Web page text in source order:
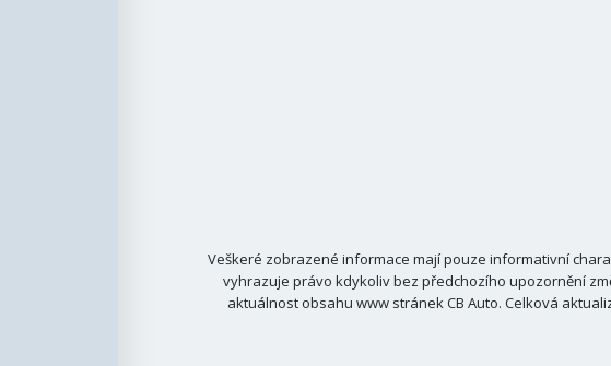
Veškeré zobrazené informace mají pouze informativní
vyhrazuje právo kdykoliv bez předchozího upozornění
aktuálnost obsahu www stránek CB Auto. Celková